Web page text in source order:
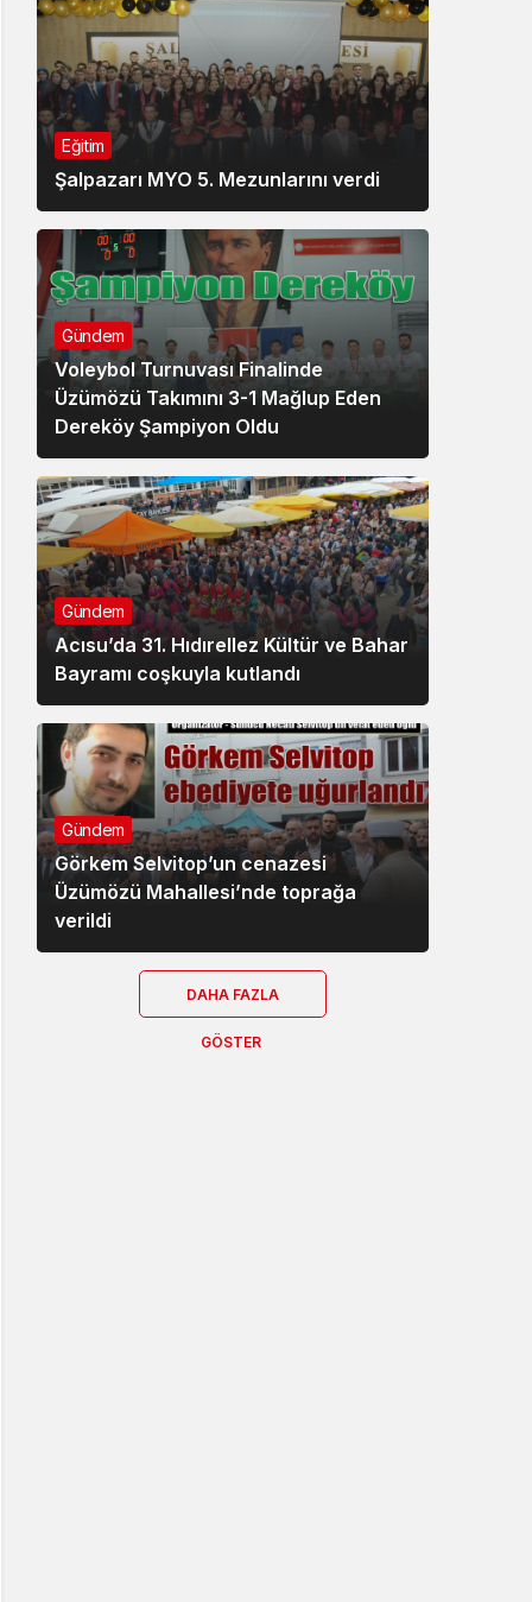
Eğitim
Şalpazarı MYO 5. Mezunlarını verdi
Gündem
Voleybol Turnuvası Finalinde
Üzümözü Takımını 3-1 Mağlup Eden
Dereköy Şampiyon Oldu
Gündem
Acısu’da 31. Hıdırellez Kültür ve Bahar
Bayramı coşkuyla kutlandı
Gündem
Görkem Selvitop’un cenazesi
Üzümözü Mahallesi’nde toprağa
verildi
DAHA FAZLA
GÖSTER